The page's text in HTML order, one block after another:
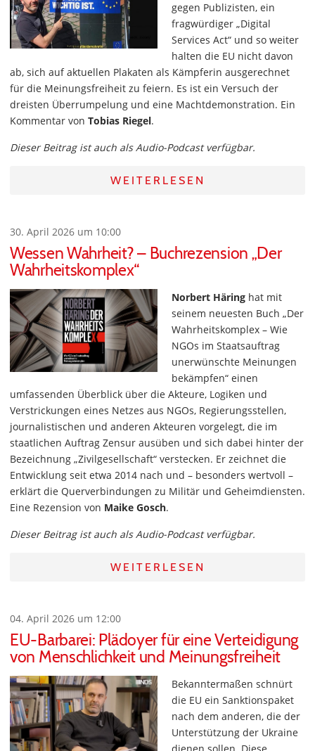
gegen Publizisten, ein
fragwürdiger „Digital
Services Act“ und so weiter
halten die EU nicht davon
ab, sich auf aktuellen Plakaten als Kämpferin ausgerechnet
für die Meinungsfreiheit zu feiern. Es ist ein Versuch der
dreisten Überrumpelung und eine Machtdemonstration. Ein
Kommentar von Tobias Riegel.
Dieser Beitrag ist auch als Audio-Podcast verfügbar.
WEITERLESEN
30. April 2026 um 10:00
Wessen Wahrheit? – Buchrezension „Der
Wahrheitskomplex“
Norbert Häring hat mit
seinem neuesten Buch „Der
Wahrheitskomplex – Wie
NGOs im Staatsauftrag
unerwünschte Meinungen
bekämpfen“ einen
umfassenden Überblick über die Akteure, Logiken und
Verstrickungen eines Netzes aus NGOs, Regierungsstellen,
journalistischen und anderen Akteuren vorgelegt, die im
staatlichen Auftrag Zensur ausüben und sich dabei hinter der
Bezeichnung „Zivilgesellschaft“ verstecken. Er zeichnet die
Entwicklung seit etwa 2014 nach und – besonders wertvoll –
erklärt die Querverbindungen zu Militär und Geheimdiensten.
Eine Rezension von Maike Gosch.
Dieser Beitrag ist auch als Audio-Podcast verfügbar.
WEITERLESEN
04. April 2026 um 12:00
EU-Barbarei: Plädoyer für eine Verteidigung
von Menschlichkeit und Meinungsfreiheit
Bekanntermaßen schnürt
die EU ein Sanktionspaket
nach dem anderen, die der
Unterstützung der Ukraine